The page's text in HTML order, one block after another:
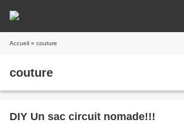
Accueil » couture
couture
DIY Un sac circuit nomade!!!